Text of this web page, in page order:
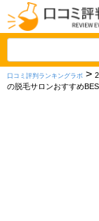
口コミ評判ランキングラボ >
の脱毛サロンおすすめ